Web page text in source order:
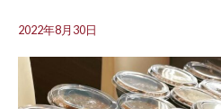
2022年8月30日